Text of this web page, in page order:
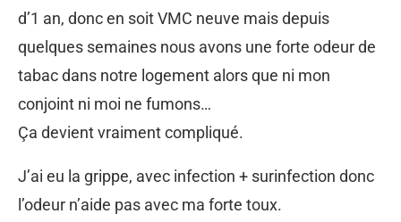
d’1 an, donc en soit VMC neuve mais depuis
quelques semaines nous avons une forte odeur de
tabac dans notre logement alors que ni mon
conjoint ni moi ne fumons…
Ça devient vraiment compliqué.
J’ai eu la grippe, avec infection + surinfection donc
l’odeur n’aide pas avec ma forte toux.